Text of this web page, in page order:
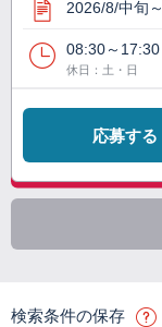
2026/8/中旬
08:30～17:30
休日：土・日
応募する
検索条件の保存